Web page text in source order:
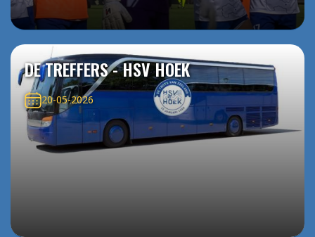
DE TREFFERS - HSV HOEK
20-05-2026